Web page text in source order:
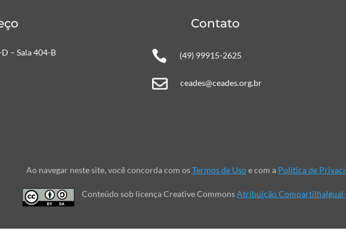
– Sala 404-B
Contato
 (49) 99915-2625
 ceades@ceades.org.br
Ao navegar neste site, você concorda com osTermos de Usoe com a Política de
Conteúdo sob licença Creative CommonsAtribuição CompartilhaIgual